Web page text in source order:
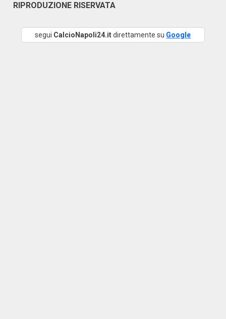
RIPRODUZIONE RISERVATA
segui CalcioNapoli24.itdirettamente su Google